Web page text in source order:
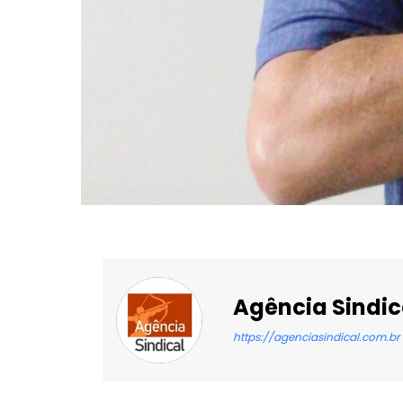
Agência
https://agenciasindical.com.br